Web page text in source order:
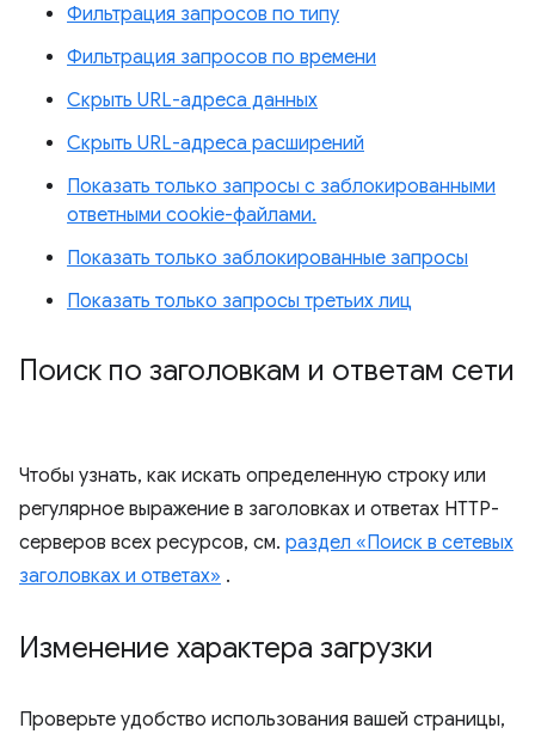
Фильтрация запросов по типу
Фильтрация запросов по времени
Скрыть URL-адреса данных
Скрыть URL-адреса расширений
Показать только запросы с заблокированными
ответными cookie-файлами.
Показать только заблокированные запросы
Показать только запросы третьих лиц
Поиск по заголовкам и ответам сети
Чтобы узнать, как искать определенную строку или
регулярное выражение в заголовках и ответах HTTP-
серверов всех ресурсов, см. раздел «Поиск в сетевых
заголовках и ответах» .
Изменение характера загрузки
Проверьте удобство использования вашей страницы,